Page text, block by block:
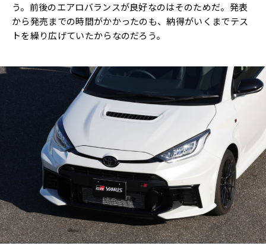
う。前後のエアロバランスが良好なのはそのためだ。発表
から発売までの時間がかかったのも、納得がいくまでテス
トを繰り広げていたからなのだろう。